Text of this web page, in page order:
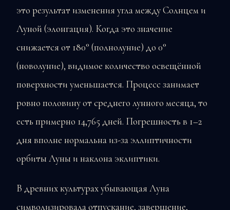
это результат изменения угла между Солнцем и
Луной (элонгация). Когда это значение
снижается от 180° (полнолуние) до 0°
(новолуние), видимое количество освещённой
поверхности уменьшается. Процесс занимает
ровно половину от среднего лунного месяца, то
есть примерно 14,765 дней. Погрешность в 1–2
дня вполне нормальна из-за эллиптичности
орбиты Луны и наклона эклиптики.
В древних культурах убывающая Луна
символизировала отпускание, завершение,